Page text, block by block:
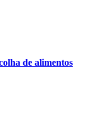
de alimentos